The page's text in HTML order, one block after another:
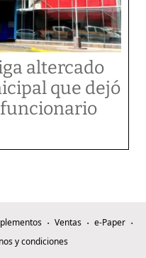
altercado
que dejó
Ventas
e-Paper
y condiciones